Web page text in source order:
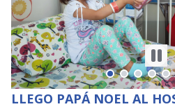
LLEGO PAPÁ NOEL AL